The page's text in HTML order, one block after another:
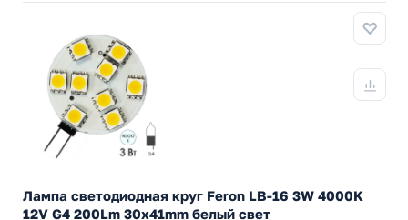
Лампа светодиодная круг Feron LB-16 3W 4000K
12V G4 200Lm 30x41mm белый свет